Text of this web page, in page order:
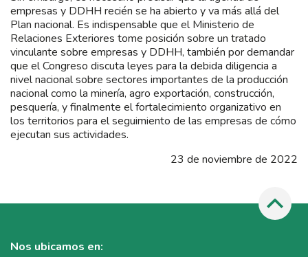
empresas y DDHH recién se ha abierto y va más allá del
Plan nacional. Es indispensable que el Ministerio de
Relaciones Exteriores tome posición sobre un tratado
vinculante sobre empresas y DDHH, también por demandar
que el Congreso discuta leyes para la debida diligencia a
nivel nacional sobre sectores importantes de la producción
nacional como la minería, agro exportación, construcción,
pesquería, y finalmente el fortalecimiento organizativo en
los territorios para el seguimiento de las empresas de cómo
ejecutan sus actividades.
23 de noviembre de 2022
Nos ubicamos en: